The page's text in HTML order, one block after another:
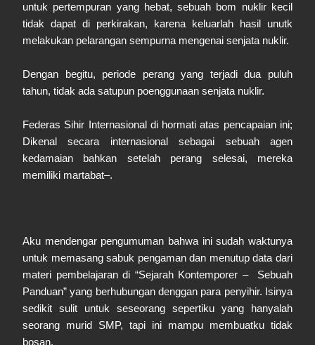
untuk pertempuran yang hebat, sebuah bom nuklir kecil
tidak dapat di perkirakan, karena keluarlah hasil unutk
melakukan pelarangan sempurna mengenai senjata nuklir.
Dengan begitu, periode perang yang terjadi dua puluh
tahun, tidak ada satupun poenggunaan senjata nuklir.
Federas Sihir Internasional di hormati atas pencapaian ini;
Dikenal secara internasional sebagai sebuah agen
kedamaian bahkan setelah perang selesai, mereka
memiliki martabat–.
Aku mendengar pengumuman bahwa ini sudah waktunya
untuk memasang sabuk pengaman dan menutup data dari
materi pembelajaran di “Sejarah Kontemporer – Sebuah
Panduan” yang berhubungan denggan para penyihir. Isinya
sedikit sulit untuk seseorang sepertiku yang hanyalah
seorang murid SMP, tapi ini mampu membuatku tidak
bosan.